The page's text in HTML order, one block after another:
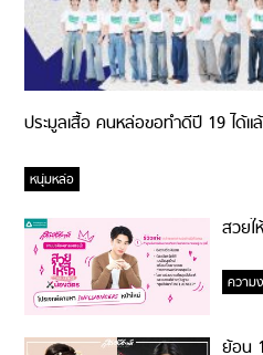
ประมูลเสื้อ คนหล่อขอทำดีปี 19 ได้
หนุ่มหล่อ
สวย
ความ
ย้อน